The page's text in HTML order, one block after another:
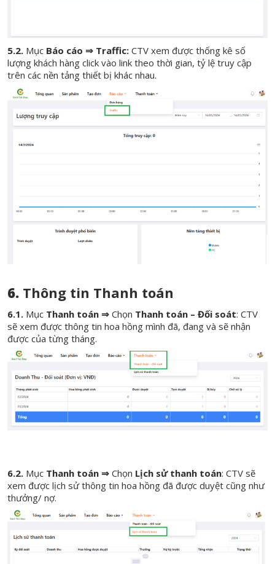
5.2. Mục Báo cáo ⇒ Traffic: CTV xem được thống kê số
lượng khách hàng click vào link theo thời gian, tỷ lệ truy cập
trên các nền tảng thiết bị khác nhau.
6. Thông tin Thanh toán
6.1. Mục Thanh toán ⇒ Chọn Thanh toán – Đối soát: CTV
sẽ xem được thông tin hoa hồng mình đã, đang và sẽ nhận
được của từng tháng.
6.2. Mục Thanh toán ⇒ Chọn Lịch sử thanh toán: CTV sẽ
xem được lịch sử thông tin hoa hồng đã được duyệt cũng như
thưởng/ nợ.